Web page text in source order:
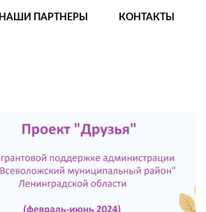
НАШИ ПАРТНЕРЫ КОНТАКТЫ